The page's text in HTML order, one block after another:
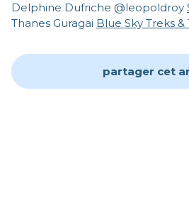
Delphine Dufriche @leopoldroy
Thanes Guragai Blue Sky Treks &
partager cet